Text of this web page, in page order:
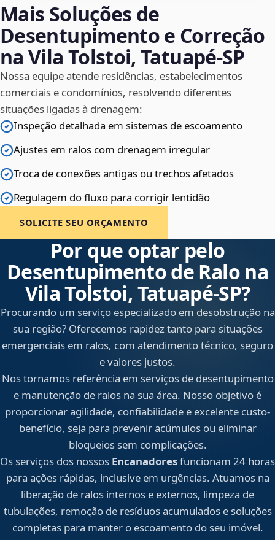
Mais Soluções de
Desentupimento e Correção
na Vila Tolstoi, Tatuapé‑SP
Nossa equipe atende residências, estabelecimentos
comerciais e condomínios, resolvendo diferentes
situações ligadas à drenagem:
Inspeção detalhada em sistemas de escoamento
Ajustes em ralos com drenagem irregular
Troca de conexões antigas ou trechos afetados
Regulagem do fluxo para corrigir lentidão
SOLICITE SEU ORÇAMENTO
Por que optar pelo
Desentupimento de Ralo na
Vila Tolstoi, Tatuapé‑SP?
Procurando um serviço especializado em desobstrução na
sua região? Oferecemos rapidez tanto para situações
emergenciais em ralos, com atendimento técnico, seguro
e valores justos.
Nos tornamos referência em serviços de desentupimento
e manutenção de ralos na sua área. Nosso objetivo é
proporcionar agilidade, confiabilidade e excelente custo-
benefício, seja para prevenir acúmulos ou eliminar
bloqueios sem complicações.
Os serviços dos nossos Encanadoresfuncionam 24 horas
para ações rápidas, inclusive em urgências. Atuamos na
liberação de ralos internos e externos, limpeza de
tubulações, remoção de resíduos acumulados e soluções
completas para manter o escoamento do seu imóvel.